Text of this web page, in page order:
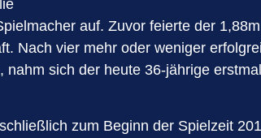
auf. Zuvor feierte der
Nach vier mehr oder weniger
sich der heute 36-jährige
zum Beginn der Spielzeit